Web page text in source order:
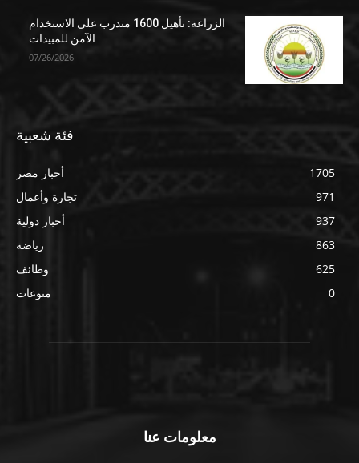
الزراعة: تأهيل 1600 متدرب على الاستخدام
الآمن للمبيدات
07/26/2026
فئة شعبية
أخبار مصر
1705
تجارة وأعمال
971
أخبار دولية
937
رياضة
863
وظائف
625
منوعات
0
معلومات عنا